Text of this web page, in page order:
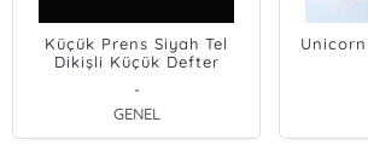
Küçük Prens Siyah Tel
Dikişli Küçük Defter
-
GENEL